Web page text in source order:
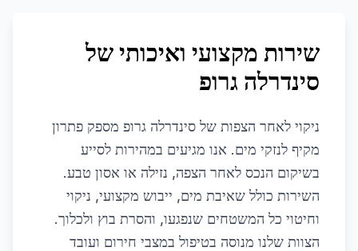
שירות מקצועי ואיכותי של
סינדרלה גרופ
ניקוי לאחר הצפות של סינדרלה גרופ מספק פתרון
מקיף לנזקי מים. אנו מגיעים במהירות לסייע
בשיקום הנכס לאחר הצפה, נזילה או אסון טבע.
השירות כולל שאיבת מים, ייבוש מקצועי, ניקוי
וחיטוי כל המשטחים שנפגעו, והסרת בוץ ולכלוך.
הצוות שלנו מנוסה בטיפול במצבי חירום ועובד